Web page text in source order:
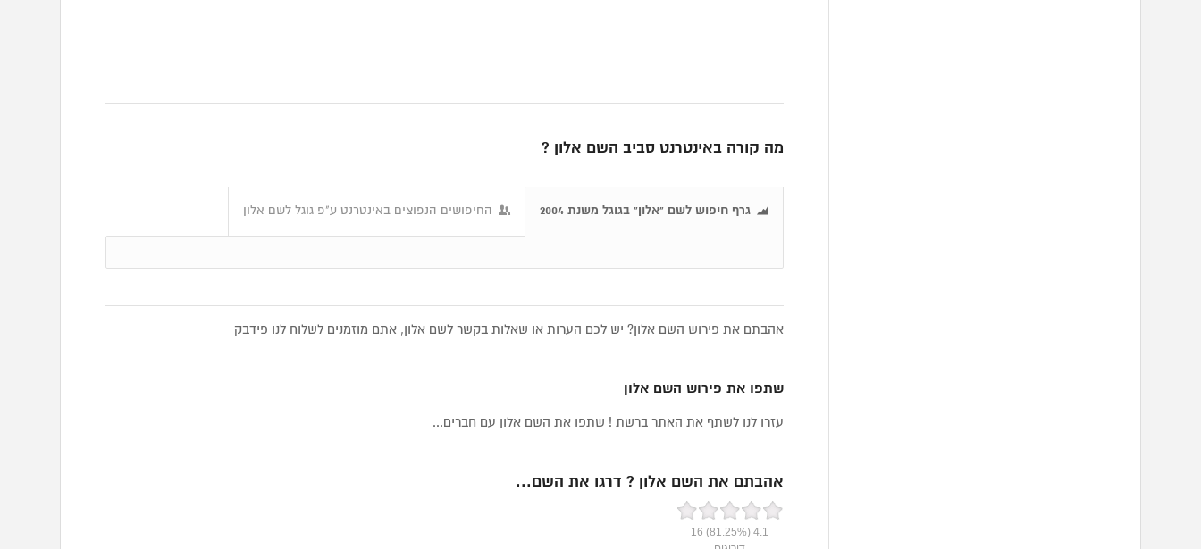
מה קורה באינטרנט סביב השם אלון ?
גרף חיפוש לשם "אלון" בגוגל משנת 2004 החיפושים הנפוצים באינטרנט ע"פ גוגל לשם אלון
אהבתם את פירוש השם אלון? יש לכם הערות או שאלות בקשר לשם אלון, אתם מוזמנים לשלוח לנו פידבק
שתפו את פירוש השם אלון
עזרו לנו לשתף את האתר ברשת ! שתפו את השם אלון עם חברים...
אהבתם את השם אלון ? דרגו את השם...
4.1
(81.25%)
16